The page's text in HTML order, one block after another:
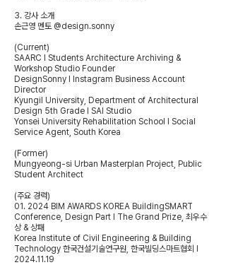
3. 강사 소개
손근영 멘토 @design.sonny
(Current)
SAARC l Students Architecture Archiving &
Workshop Studio Founder
DesignSonny l Instagram Business Account
Director
Kyungil University, Department of Architectural
Design 5th Grade l SAI Studio
Yonsei University Rehabilitation School l Social
Service Agent, South Korea
(Former)
Mungyeong-si Urban Masterplan Project, Public
Student Architect
(주요 경력)
01. 2024 BIM AWARDS KOREA BuildingSMART
Conference, Design Part l The Grand Prize, 최우수
상 & 상패
Korea Institute of Civil Engineering & Building
Technology 한국건설기술연구원, 한국빌딩스마트협회 l
2024.11.19